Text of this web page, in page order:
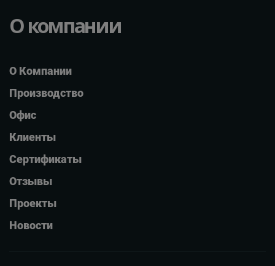
О компании
О Компании
Производство
Офис
Клиенты
Сертификаты
Отзывы
Проекты
Новости